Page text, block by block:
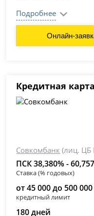
Подробнее
Онлайн-
Кредитная
Совкомбанк (лиц.
ПСК 38,380% -
Ставка (% годовых)
от 45 000 до 500
кредитный лимит
180 дней